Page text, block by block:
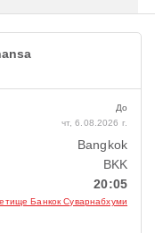
До
чт, 6.08.2026 г.
Bangkok
BKK
20:05
Банкок Суварнабхуми